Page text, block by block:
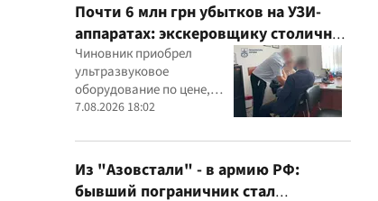
Почти 6 млн грн убытков на УЗИ-
аппаратах: экскеровщику столичной
больницы объявили подозрение
Чиновник приобрел
ультразвуковое
оборудование по цене,
которая, как установили
значительно выше
рыночной
7.08.2026 18:02
Из "Азовстали" - в армию РФ:
бывший пограничник стал